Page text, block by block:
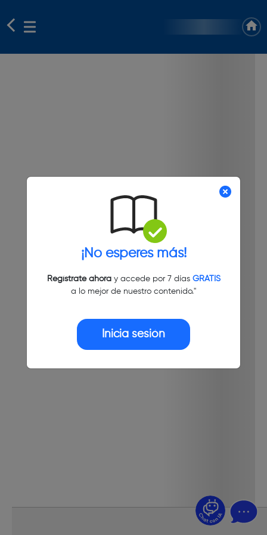
¡No esperes más!
Regístrate ahoray accede por 7 días GRATIS
a lo mejor de nuestro contenido."
Inicia sesión